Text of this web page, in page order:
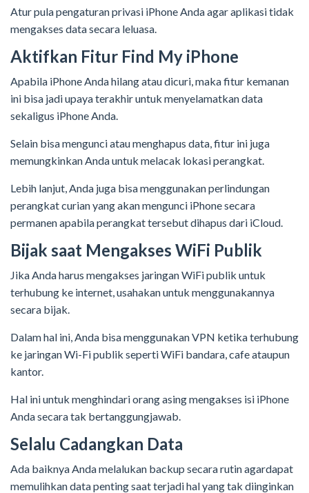
Atur pula pengaturan privasi iPhone Anda agar aplikasi tidak
mengakses data secara leluasa.
Aktifkan Fitur Find My iPhone
Apabila iPhone Anda hilang atau dicuri, maka fitur kemanan
ini bisa jadi upaya terakhir untuk menyelamatkan data
sekaligus iPhone Anda.
Selain bisa mengunci atau menghapus data, fitur ini juga
memungkinkan Anda untuk melacak lokasi perangkat.
Lebih lanjut, Anda juga bisa menggunakan perlindungan
perangkat curian yang akan mengunci iPhone secara
permanen apabila perangkat tersebut dihapus dari iCloud.
Bijak saat Mengakses WiFi Publik
Jika Anda harus mengakses jaringan WiFi publik untuk
terhubung ke internet, usahakan untuk menggunakannya
secara bijak.
Dalam hal ini, Anda bisa menggunakan VPN ketika terhubung
ke jaringan Wi-Fi publik seperti WiFi bandara, cafe ataupun
kantor.
Hal ini untuk menghindari orang asing mengakses isi iPhone
Anda secara tak bertanggungjawab.
Selalu Cadangkan Data
Ada baiknya Anda melalukan backup secara rutin agardapat
memulihkan data penting saat terjadi hal yang tak diinginkan